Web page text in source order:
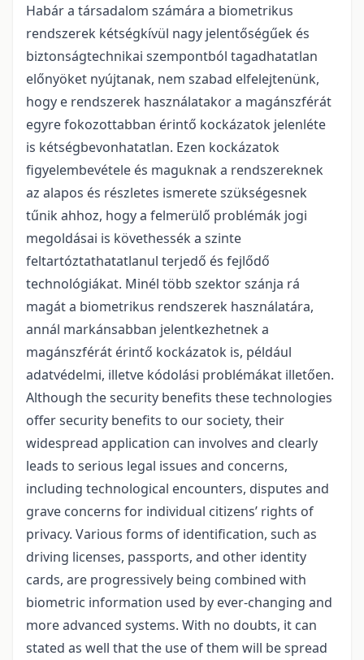
Habár a társadalom számára a biometrikus
rendszerek kétségkívül nagy jelentőségűek és
biztonságtechnikai szempontból tagadhatatlan
előnyöket nyújtanak, nem szabad elfelejtenünk,
hogy e rendszerek használatakor a magánszférát
egyre fokozottabban érintő kockázatok jelenléte
is kétségbevonhatatlan. Ezen kockázatok
figyelembevétele és maguknak a rendszereknek
az alapos és részletes ismerete szükségesnek
tűnik ahhoz, hogy a felmerülő problémák jogi
megoldásai is követhessék a szinte
feltartóztathatatlanul terjedő és fejlődő
technológiákat. Minél több szektor szánja rá
magát a biometrikus rendszerek használatára,
annál markánsabban jelentkezhetnek a
magánszférát érintő kockázatok is, például
adatvédelmi, illetve kódolási problémákat illetően.
Although the security benefits these technologies
offer security benefits to our society, their
widespread application can involves and clearly
leads to serious legal issues and concerns,
including technological encounters, disputes and
grave concerns for individual citizens’ rights of
privacy. Various forms of identification, such as
driving licenses, passports, and other identity
cards, are progressively being combined with
biometric information used by ever-changing and
more advanced systems. With no doubts, it can
stated as well that the use of them will be spread